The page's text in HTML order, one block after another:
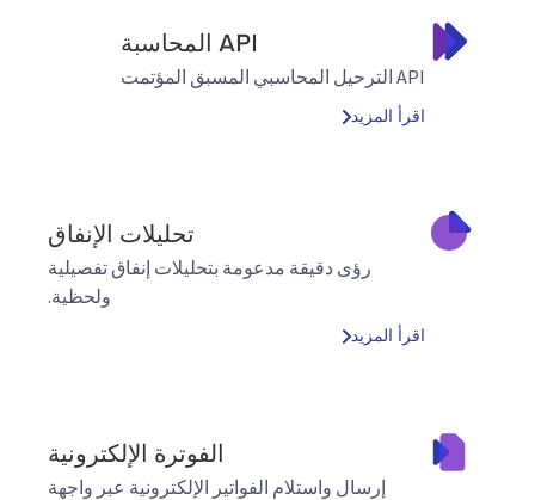
API المحاسبة
API الترحيل المحاسبي المسبق المؤتمت
اقرأ المزيد
تحليلات الإنفاق
رؤى دقيقة مدعومة بتحليلات إنفاق تفصيلية
ولحظية.
اقرأ المزيد
الفوترة الإلكترونية
إرسال واستلام الفواتير الإلكترونية عبر واجهة